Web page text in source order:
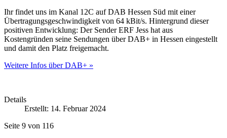
Ihr findet uns im Kanal 12C auf DAB Hessen Süd mit einer
Übertragungsgeschwindigkeit von 64 kBit/s. Hintergrund dieser
positiven Entwicklung: Der Sender ERF Jess hat aus
Kostengründen seine Sendungen über DAB+ in Hessen eingestellt
und damit den Platz freigemacht.
Weitere Infos über DAB+ »
Details
Erstellt: 14. Februar 2024
Seite 9 von 116